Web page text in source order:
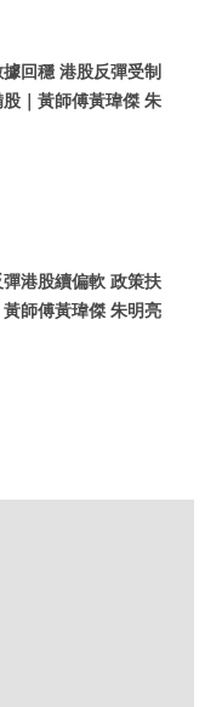
回穩 港股反彈受制
｜黃師傅黃瑋傑 朱
彈港股續偏軟 政策扶
師傅黃瑋傑 朱明亮